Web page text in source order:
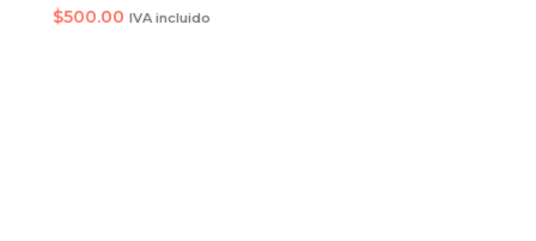
$500.00 IVA incluido